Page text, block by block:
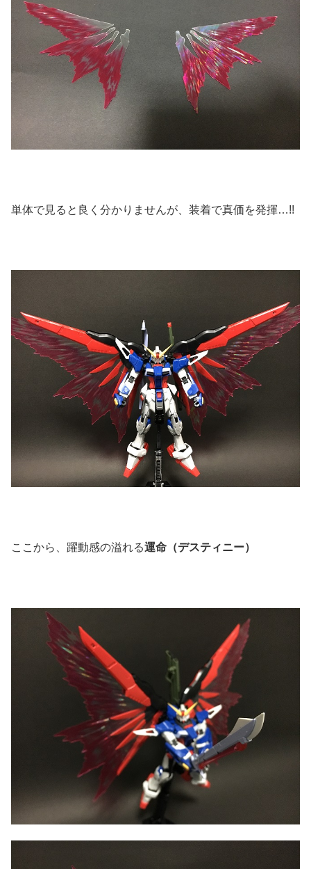
単体で見ると良く分かりませんが、装着で真価を発揮…!!
ここから、躍動感の溢れる運命（デスティニー）